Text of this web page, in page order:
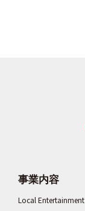
事業内容
Local Entertainment